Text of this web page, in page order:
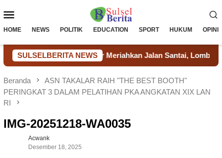
ke
Mobile
HOME NEWS POLITIK EDUCATION SPORT HUKUM OPINI
SULSELBERITA NEWS
Lapas Takalar Meriahkan Jalan Santai, Lomba
Beranda
ASN TAKALAR RAIH "THE BEST BOOTH"
PERINGKAT 3 DALAM PELATIHAN PKA ANGKATAN XIX LAN
RI
IMG-20251218-WA0035
Acwank
Desember 18, 2025